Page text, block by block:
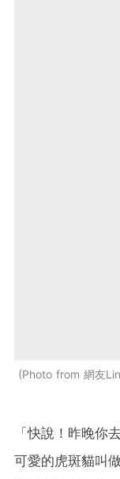
Photo from 網友
「快說！昨晚你
可愛的虎斑貓叫